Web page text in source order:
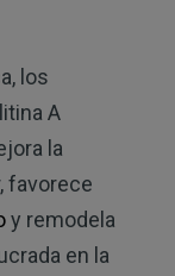
los
A
la
favorece
y remodela
en la